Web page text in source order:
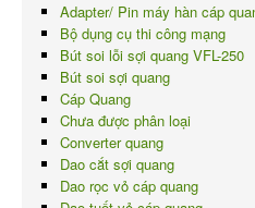
Adapter/ Pin máy hàn cáp
Bộ dụng cụ thi công mạng
Bút soi lỗi sợi quang VFL-250
Bút soi sợi quang
Cáp Quang
Chưa được phân loại
Converter quang
Dao cắt sợi quang
Dao rọc vỏ cáp quang